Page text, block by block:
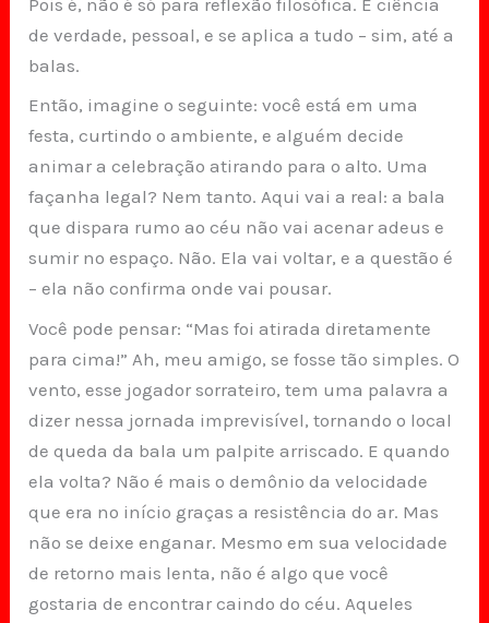
de verdade, pessoal, e se aplica a tudo – sim, até a
balas.
Então, imagine o seguinte: você está em uma
festa, curtindo o ambiente, e alguém decide
animar a celebração atirando para o alto. Uma
façanha legal? Nem tanto. Aqui vai a real: a bala
que dispara rumo ao céu não vai acenar adeus e
sumir no espaço. Não. Ela vai voltar, e a questão é
– ela não confirma onde vai pousar.
Você pode pensar: “Mas foi atirada diretamente
para cima!” Ah, meu amigo, se fosse tão simples. O
vento, esse jogador sorrateiro, tem uma palavra a
dizer nessa jornada imprevisível, tornando o local
de queda da bala um palpite arriscado. E quando
ela volta? Não é mais o demônio da velocidade
que era no início graças a resistência do ar. Mas
não se deixe enganar. Mesmo em sua velocidade
de retorno mais lenta, não é algo que você
gostaria de encontrar caindo do céu. Aqueles